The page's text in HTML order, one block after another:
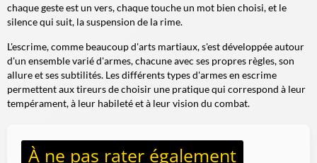
chaque geste est un vers, chaque touche un mot bien choisi, et le
silence qui suit, la suspension de la rime.
L'escrime, comme beaucoup d'arts martiaux, s'est développée autour
d'un ensemble varié d'armes, chacune avec ses propres règles, son
allure et ses subtilités. Les différents types d'armes en escrime
permettent aux tireurs de choisir une pratique qui correspond à leur
tempérament, à leur habileté et à leur vision du combat.
À ne pas rater également